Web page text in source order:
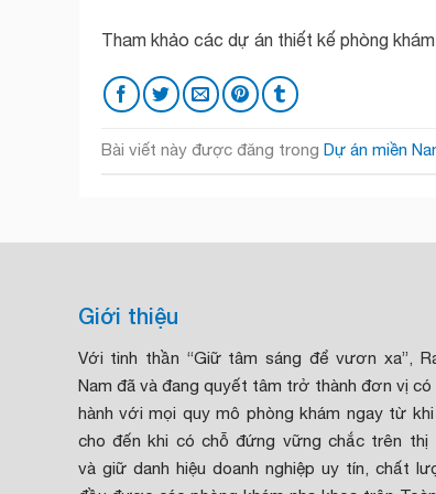
Tham khảo các dự án thiết kế phòng
Bài viết này được đăng trong Dự án miền
Giới thiệu
Với tinh thần “Giữ tâm sáng để vươn xa”,
Nam đã và đang quyết tâm trở thành đơn vị có
hành với mọi quy mô phòng khám ngay từ
cho đến khi có chỗ đứng vững chắc trên thị
và giữ danh hiệu doanh nghiệp uy tín, chất